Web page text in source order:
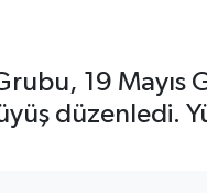
19 Mayıs
düzenledi.